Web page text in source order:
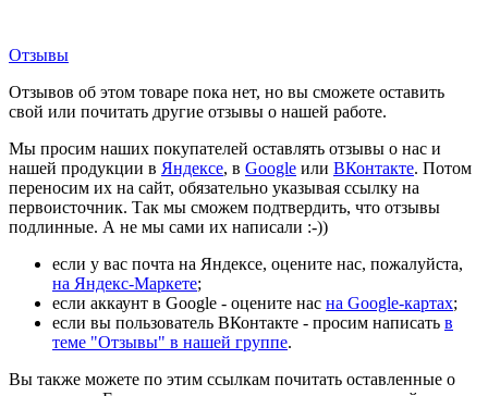
Отзывы
Отзывов об этом товаре пока нет, но вы сможете оставить
свой или почитать другие отзывы о нашей работе.
Мы просим наших покупателей оставлять отзывы о нас и
нашей продукции в Яндексе, в Google или ВКонтакте. Потом
переносим их на сайт, обязательно указывая ссылку на
первоисточник. Так мы сможем подтвердить, что отзывы
подлинные. А не мы сами их написали :-))
если у вас почта на Яндексе, оцените нас, пожалуйста,
на Яндекс-Маркете;
если аккаунт в Google - оцените нас на Google-картах;
если вы пользователь ВКонтакте - просим написать в
теме "Отзывы" в нашей группе.
Вы также можете по этим ссылкам почитать оставленные о